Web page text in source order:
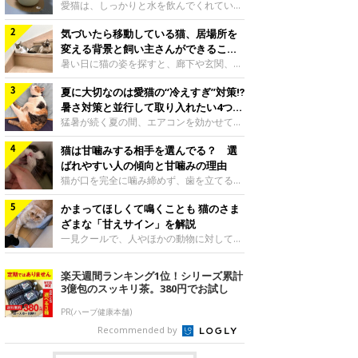
入れ方を解説
愛猫は、しっかりと水を飲んでくれていま
すか？ 夏場はエアコンで室内が涼しいこ
ともあり、猫があまり水を飲まないこと
も。積極的に水分を摂らせるためには、給
水方法を見直したり、フードから水分を摂
らせたりする方法があります。今回は獣医
師の重本仁先生に、猫に水分を摂らせるた
めにできるためできる工夫を教えていただ
きました。ボウルの高さを愛猫の好みにね
このきもち投稿写真ギャラリー水飲みボウ
ルの高さは、猫が飲むときに頭が胃より下
にならないように設定すると飲みやすいで
しょう。首を深く折り曲げずに済むため、
関節や食道への負
気づいたら移動している猫、居場所を
変える背景と飼い主さんができること
を獣医師が解説
暑い日に猫の姿を探すと、廊下や玄関、床
の上など、さっきまでとは違う場所にいる
ことがあります。何度も移動しているよう
に見えると、落ち着かないのかな、暑さで
つらいのかなと気になる場面もあるでしょ
う。猫が居場所を変える理由や、飼い主さ
んが整えたい環境などについて、ねこのき
もち獣医師相談室の山口みき先生に伺いま
した。 移動は、猫なりの快適さ選びねこ
のきもち投稿写真ギャラリー猫は家の中
で、自分にとって過ごしやすい場所を見つ
けるのが得意な動物です。 暑い季節に
は、風通しのよい場所やひんやりした床、
熱がこもりにくい場
夏に大切なのは愛猫の“冷えすぎ”対策⁉
暑さ対策と並行して取り入れたい4つの
工夫
猛暑が続く夏の間、エアコンを効かせて室
内を冷やしますよね。しかし、人にとって
は快適な温度でも、猫にとっては温度が低
すぎることも。暑さ対策と並行して、冷え
すぎ対策もしっかりと行うことが大切で
す。今回は獣医師の重本仁先生に、猫の冷
えすぎを防ぐ4つの対策を教えていただき
ました。（1） 冷房の効いていない部屋に
行き来できるようにするねこのきもち投稿
写真ギャラリー猫が寒いと感じたときに、
ましょう。冷房の効いていない部屋や廊下
へも自由に行き来できるように、ドアは猫
が通れる程度に
猫は甘噛みする相手を選んでる？ 選
ばれやすい人の傾向と甘噛みの理由
猫が口を完全に噛み締めず、歯を立てる程
度に噛む“甘噛み”。遊びやスキンシップの
ときに繰り出すことがありますが、同じ家
族でも噛まれる頻度に違いがあると感じる
ことも。ねこのきもちWEB MAGAZINEで
は、飼い主さんたちにアンケートを実施
し、愛猫が甘噛みする相手を選んでいると
感じる状況を教えてもらいました。また、
ねこのきもち獣医師相談室の原駿太朗先生
には、実際に猫は甘噛みする相手を選んで
いるのか、その真相をお聞きします。約6
割の飼い主さんが「甘噛みする相手を選ん
でいる」と感じていた※2026年5月実施
かまってほしくて鳴くことも 猫のさま
ざまな「甘えサイン」を解説
一見クールで、人やほかの動物に対してあ
まり求めないように見える猫。しかし、実
は甘えん坊な性格の猫も少なくありませ
ん。今回は猫たちが出している“甘えサイ
ン”について、帝京科学大学生命環境学部
アニマルサイエンス学科准教授の加隈良枝
先生に教えていただきました。鳴くのは、
かまってほしいサインねこのきもち投稿写
真ギャラリーもともと、子猫が親猫に対し
楽天週間ランキング1位！シリーズ累計
3億包のスッキリ茶。380円でお試し
PR(ハーブ健康本舗)
Recommended by